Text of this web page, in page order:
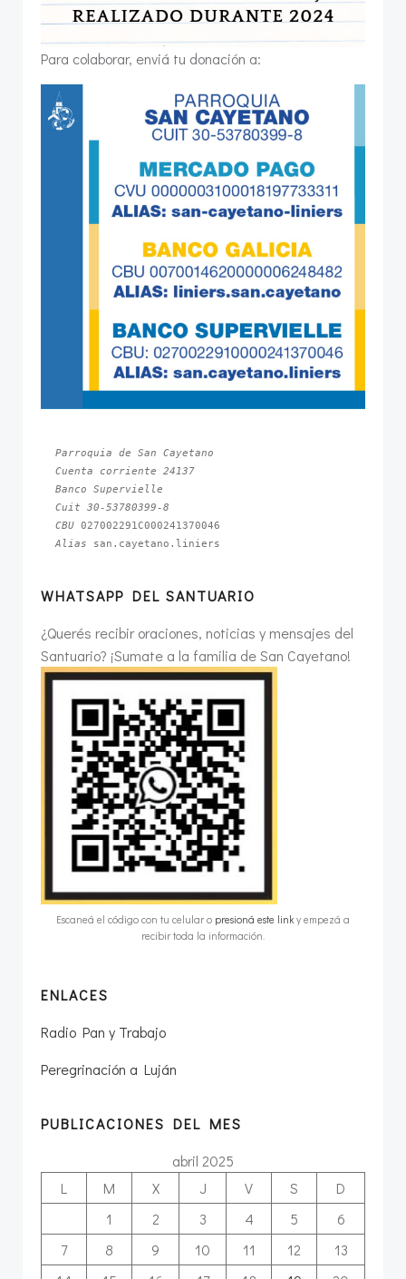
Para colaborar, enviá tu donación a:
Parroquia de San Cayetano
Cuenta corriente 24137
Banco Supervielle
Cuit 30-53780399-8
CBU
Alias san.cayetano.liniers
WHATSAPP DEL SANTUARIO
¿Querés recibir oraciones, noticias y mensajes del
Santuario? ¡Sumate a la familia de San Cayetano!
Escaneá el código con tu celular o presioná este link y empezá a
recibir toda la información.
ENLACES
Radio Pan y Trabajo
Peregrinación a Luján
PUBLICACIONES DEL MES
abril 2025
L
M X J V S
D
1
2 3 4 5
6
7
8 9 10 11 12
13